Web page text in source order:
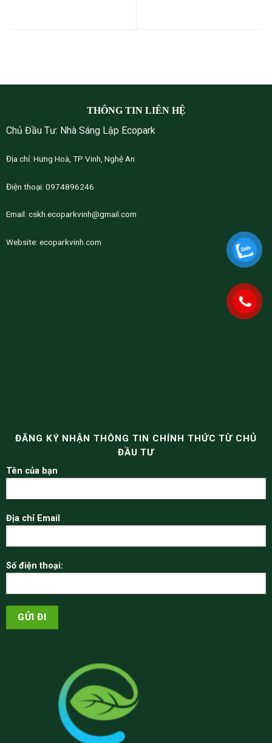
THÔNG TIN LIÊN HỆ
Chủ Đầu Tư: Nhà Sáng Lập Ecopark
Địa chỉ: Hưng Hoà, TP Vinh, Nghệ An
Điện thoại: 0974896246
Email: cskh.ecoparkvinh@gmail.com
Website: ecoparkvinh.com
ĐĂNG KÝ NHẬN THÔNG TIN CHÍNH THỨC TỪ CHỦ
ĐẦU TƯ
Tên của bạn
Địa chỉ Email
Số điện thoại: